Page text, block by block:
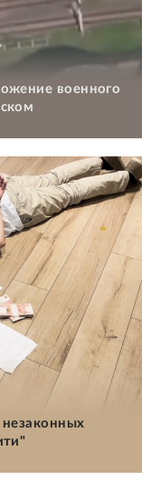
военного